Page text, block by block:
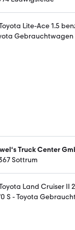
Truck Center
Sottrum